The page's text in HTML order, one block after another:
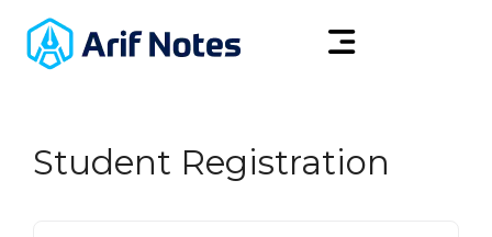
Student Registration